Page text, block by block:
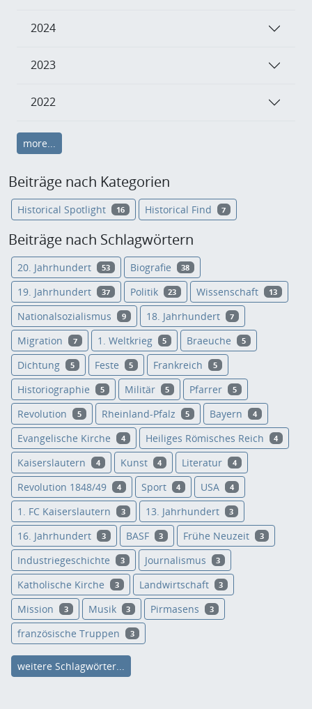
2024
2023
2022
more...
Beiträge nach Kategorien
Historical Spotlight 16 Historical Find 7
Beiträge nach Schlagwörtern
20. Jahrhundert 53 Biografie 38
19. Jahrhundert 37 Politik 23 Wissenschaft 13
Nationalsozialismus 9 18. Jahrhundert 7
Migration 7 1. Weltkrieg 5 Braeuche 5
Dichtung 5 Feste 5 Frankreich 5
Historiographie 5 Militär 5 Pfarrer 5
Revolution 5 Rheinland-Pfalz 5 Bayern 4
Evangelische Kirche 4 Heiliges Römisches Reich 4
Kaiserslautern 4 Kunst 4 Literatur 4
Revolution 1848/49 4 Sport 4 USA 4
1. FC Kaiserslautern 3 13. Jahrhundert 3
16. Jahrhundert 3 BASF 3 Frühe Neuzeit 3
Industriegeschichte 3 Journalismus 3
Katholische Kirche 3 Landwirtschaft 3
Mission 3 Musik 3 Pirmasens 3
französische Truppen 3
weitere Schlagwörter...